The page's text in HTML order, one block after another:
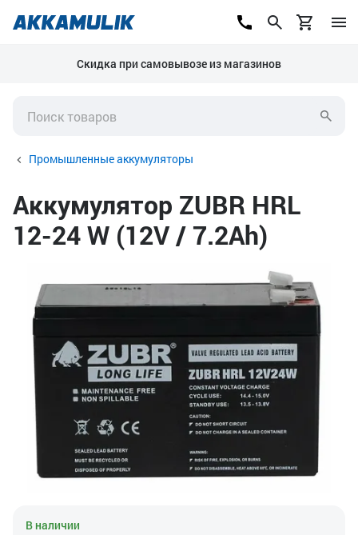
Скидка при самовывозе из магазинов
Промышленные аккумуляторы
Аккумулятор ZUBR HRL
12-24 W (12V / 7.2Ah)
В наличии